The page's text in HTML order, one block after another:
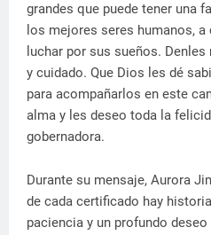
grandes que puede tener una
los mejores seres humanos,
luchar por sus sueños.
y cuidado. Que Dios les dé
para acompañarlos en este
alma y les deseo toda la
gobernadora.
Durante su mensaje, Aurora
de cada certificado hay
paciencia y un profundo